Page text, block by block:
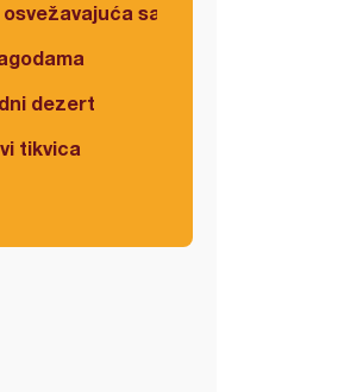
salata
dezert
tikvica